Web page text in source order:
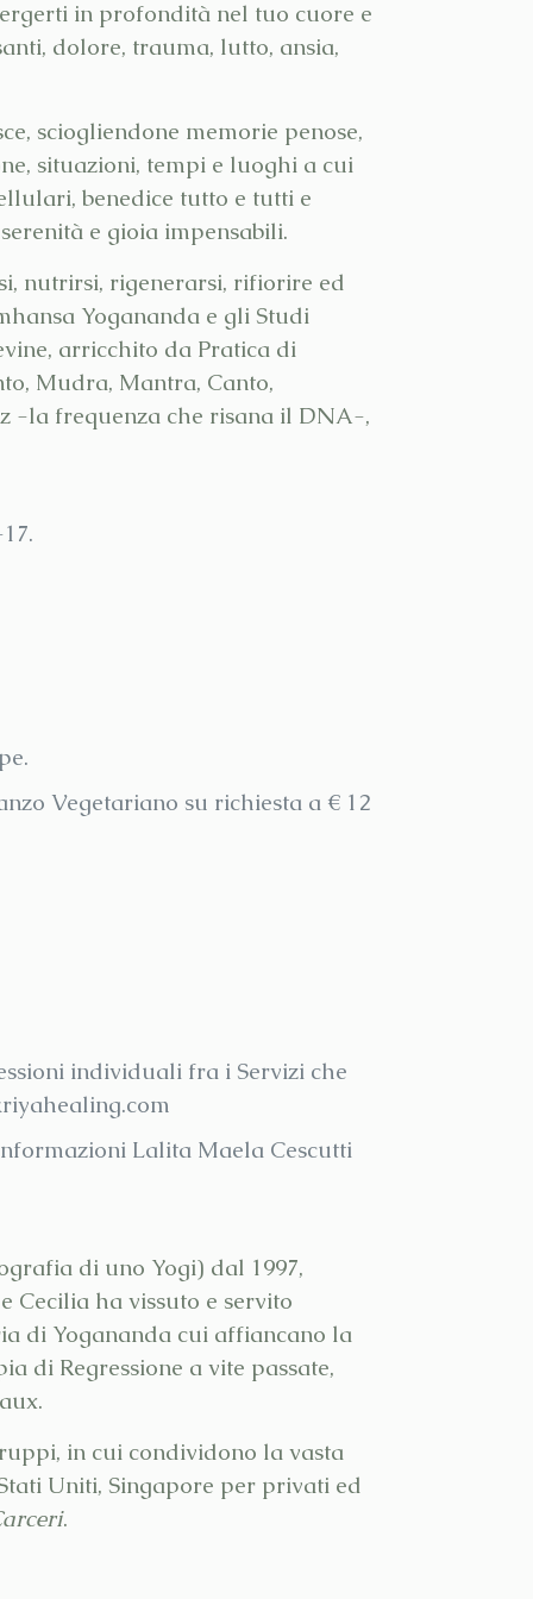
in profondità nel tuo cuore e
dolore, trauma, lutto, ansia,
sciogliendone memorie penose,
situazioni, tempi e luoghi a cui
benedice tutto e tutti e
e gioia impensabili.
nutrirsi, rigenerarsi, rifiorire ed
Yogananda e gli Studi
arricchito da Pratica di
Mudra, Mantra, Canto,
-la frequenza che risana il DNA-,
Vegetariano su richiesta a € 12
individuali fra i Servizi che
Lalita Maela Cescutti
di uno Yogi) dal 1997,
Cecilia ha vissuto e servito
di Yogananda cui affiancano la
di Regressione a vite passate,
in cui condividono la vasta
Uniti, Singapore per privati ed
.